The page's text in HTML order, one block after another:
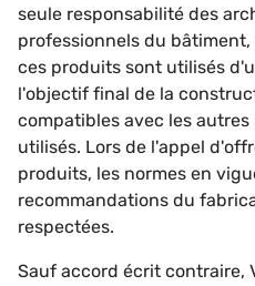
seule responsabilité des
professionnels du
ces produits sont utilisés
l'objectif final de la
compatibles avec les
utilisés. Lors de l'appel
produits, les normes en
recommandations du
respectées.
Sauf accord écrit contraire,